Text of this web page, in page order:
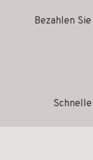
Bezahlen